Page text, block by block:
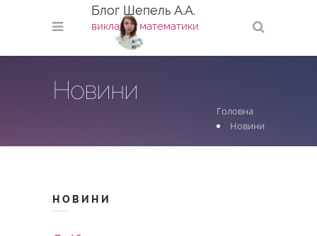
Блог Шепель А.А.
викладач математики
Новини
Головна
Новини
НОВИНИ